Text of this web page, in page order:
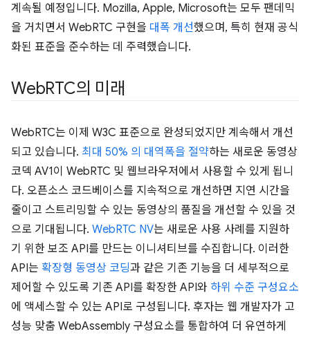
계속될 예정입니다. Mozilla, Apple, Microsoft는 모두 팬데믹
을 거치면서 WebRTC 구현을 대폭 개선했으며, 특히 현재 공식
화된 표준을 준수하는 데 주력했습니다.
WebRTC의 미래
WebRTC는 이제 W3C 표준으로 완성되었지만 계속해서 개선
되고 있습니다. 최대 50% 의 대역폭을 절약하는 새로운 동영상
코덱 AV1이 WebRTC 및 웹브라우저에서 사용할 수 있게 됩니
다. 오픈소스 코드베이스를 지속적으로 개선하면 지연 시간을
줄이고 스트리밍할 수 있는 동영상의 품질을 개선할 수 있을 것
으로 기대됩니다. WebRTC NV는 새로운 사용 사례를 지원하
기 위한 보조 API를 만드는 이니셔티브를 수집합니다. 이러한
API는 확장형 동영상 코딩과 같은 기존 기능을 더 세부적으로
제어할 수 있도록 기존 API를 확장한 API와 하위 수준 구성요소
에 액세스할 수 있는 API로 구성됩니다. 후자는 웹 개발자가 고
성능 맞춤 WebAssembly 구성요소를 통합하여 더 유연하게